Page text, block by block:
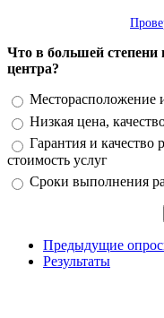
Что в большей
центра?
Варианты
Месторасположение
Низкая цена,
Гарантия и качество
стоимость услуг
Сроки выполнения
Предыдущие
Результаты